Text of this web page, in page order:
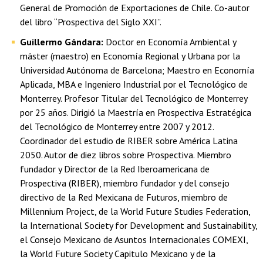
General de Promoción de Exportaciones de Chile. Co-autor
del libro “Prospectiva del Siglo XXI”.
Guillermo Gándara: Doctor en Economía Ambiental y
máster (maestro) en Economía Regional y Urbana por la
Universidad Autónoma de Barcelona; Maestro en Economía
Aplicada, MBA e Ingeniero Industrial por el Tecnológico de
Monterrey. Profesor Titular del Tecnológico de Monterrey
por 25 años. Dirigió la Maestría en Prospectiva Estratégica
del Tecnológico de Monterrey entre 2007 y 2012.
Coordinador del estudio de RIBER sobre América Latina
2050. Autor de diez libros sobre Prospectiva. Miembro
fundador y Director de la Red Iberoamericana de
Prospectiva (RIBER), miembro fundador y del consejo
directivo de la Red Mexicana de Futuros, miembro de
Millennium Project, de la World Future Studies Federation,
la International Society for Development and Sustainability,
el Consejo Mexicano de Asuntos Internacionales COMEXI,
la World Future Society Capitulo Mexicano y de la